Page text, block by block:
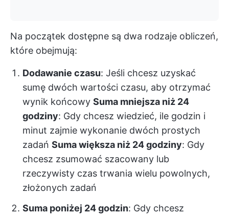
Na początek dostępne są dwa rodzaje obliczeń,
które obejmują:
Dodawanie czasu: Jeśli chcesz uzyskać
sumę dwóch wartości czasu, aby otrzymać
wynik końcowy Suma mniejsza niż 24
godziny: Gdy chcesz wiedzieć, ile godzin i
minut zajmie wykonanie dwóch prostych
zadań Suma większa niż 24 godziny: Gdy
chcesz zsumować szacowany lub
rzeczywisty czas trwania wielu powolnych,
złożonych zadań
Suma poniżej 24 godzin: Gdy chcesz